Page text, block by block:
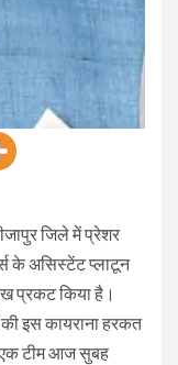
जिले में प्रेशर
के असिस्टेंट प्लाटून
प्रकट किया है।
इस कायराना हरकत
एक टीम आज सुबह